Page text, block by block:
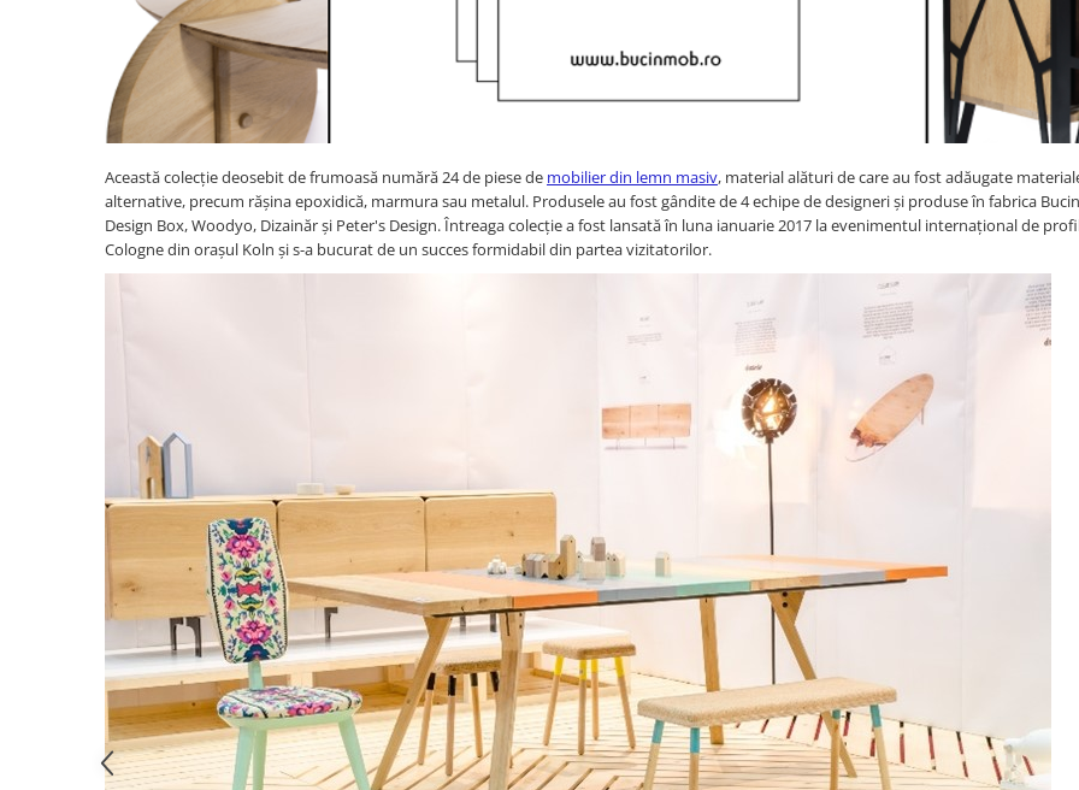
Această colecție deosebit de frumoasă numără 24 de piese de mobilier din lemn masiv, material alături de care au fost adăugate
alternative, precum rășina epoxidică, marmura sau metalul. Produsele au fost gândite de 4 echipe de designeri și produse în fabrica
Design Box, Woodyo, Dizainăr și Peter's Design. Întreaga colecție a fost lansată în luna ianuarie 2017 la evenimentul internațional de
Cologne din orașul Koln și s-a bucurat de un succes formidabil din partea vizitatorilor.